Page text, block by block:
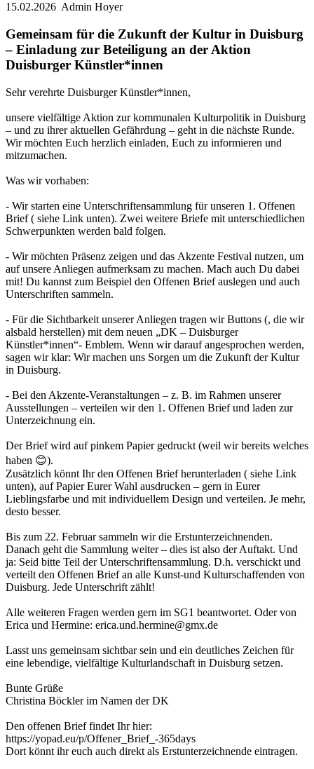
15.02.2026 Admin Hoyer
Gemeinsam für die Zukunft der Kultur in Duisburg
– Einladung zur Beteiligung an der Aktion
Duisburger Künstler*innen
Sehr verehrte Duisburger Künstler*innen,
unsere vielfältige Aktion zur kommunalen Kulturpolitik in Duisburg
– und zu ihrer aktuellen Gefährdung – geht in die nächste Runde.
Wir möchten Euch herzlich einladen, Euch zu informieren und
mitzumachen.
Was wir vorhaben:
- Wir starten eine Unterschriftensammlung für unseren 1. Offenen
Brief ( siehe Link unten). Zwei weitere Briefe mit unterschiedlichen
Schwerpunkten werden bald folgen.
- Wir möchten Präsenz zeigen und das Akzente Festival nutzen, um
auf unsere Anliegen aufmerksam zu machen. Mach auch Du dabei
mit! Du kannst zum Beispiel den Offenen Brief auslegen und auch
Unterschriften sammeln.
- Für die Sichtbarkeit unserer Anliegen tragen wir Buttons (, die wir
alsbald herstellen) mit dem neuen „DK – Duisburger
Künstler*innen“- Emblem. Wenn wir darauf angesprochen werden,
sagen wir klar: Wir machen uns Sorgen um die Zukunft der Kultur
in Duisburg.
- Bei den Akzente-Veranstaltungen – z. B. im Rahmen unserer
Ausstellungen – verteilen wir den 1. Offenen Brief und laden zur
Unterzeichnung ein.
Der Brief wird auf pinkem Papier gedruckt (weil wir bereits welches
haben 😊).
Zusätzlich könnt Ihr den Offenen Brief herunterladen ( siehe Link
unten), auf Papier Eurer Wahl ausdrucken – gern in Eurer
Lieblingsfarbe und mit individuellem Design und verteilen. Je mehr,
desto besser.
Bis zum 22. Februar sammeln wir die Erstunterzeichnenden.
Danach geht die Sammlung weiter – dies ist also der Auftakt. Und
ja: Seid bitte Teil der Unterschriftensammlung. D.h. verschickt und
verteilt den Offenen Brief an alle Kunst-und Kulturschaffenden von
Duisburg. Jede Unterschrift zählt!
Alle weiteren Fragen werden gern im SG1 beantwortet. Oder von
Erica und Hermine: erica.und.hermine@gmx.de
Lasst uns gemeinsam sichtbar sein und ein deutliches Zeichen für
eine lebendige, vielfältige Kulturlandschaft in Duisburg setzen.
Bunte Grüße
Christina Böckler im Namen der DK
Den offenen Brief findet Ihr hier:
https://yopad.eu/p/Offener_Brief_-365days
Dort könnt ihr euch auch direkt als Erstunterzeichnende eintragen.